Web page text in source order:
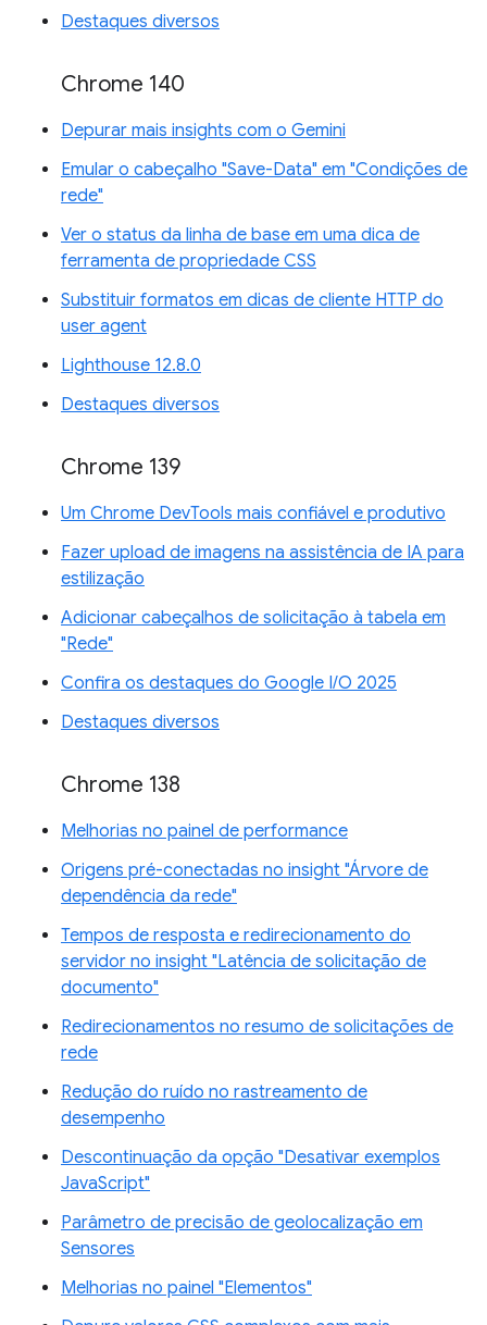
Destaques diversos
Chrome 140
Depurar mais insights com o Gemini
Emular o cabeçalho "Save-Data" em "Condições de
rede"
Ver o status da linha de base em uma dica de
ferramenta de propriedade CSS
Substituir formatos em dicas de cliente HTTP do
user agent
Lighthouse 12.8.0
Destaques diversos
Chrome 139
Um Chrome DevTools mais confiável e produtivo
Fazer upload de imagens na assistência de IA para
estilização
Adicionar cabeçalhos de solicitação à tabela em
"Rede"
Confira os destaques do Google I/O 2025
Destaques diversos
Chrome 138
Melhorias no painel de performance
Origens pré-conectadas no insight "Árvore de
dependência da rede"
Tempos de resposta e redirecionamento do
servidor no insight "Latência de solicitação de
documento"
Redirecionamentos no resumo de solicitações de
rede
Redução do ruído no rastreamento de
desempenho
Descontinuação da opção "Desativar exemplos
JavaScript"
Parâmetro de precisão de geolocalização em
Sensores
Melhorias no painel "Elementos"